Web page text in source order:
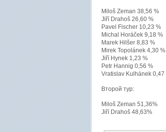
Miloš Zeman 38,56 %
Jiří Drahoš 26,60 %
Pavel Fischer 10,23 %
Michal Horáček 9,18 %
Marek Hilšer 8,83 %
Mirek Topolánek 4,30 %
Jiří Hynek 1,23 %
Petr Hannig 0,56 %
Vratislav Kulhánek 0,47
Второй тур:
Miloš Zeman 51,36%
Jiří Drahoš 48,63%